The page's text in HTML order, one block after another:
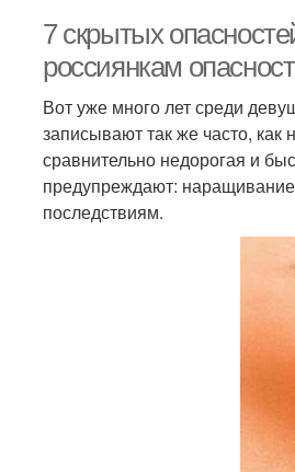
7 скрытых
россиянкам
Вот уже много лет среди
записывают так же часто, как
сравнительно недорогая и
предупреждают:
последствиям.